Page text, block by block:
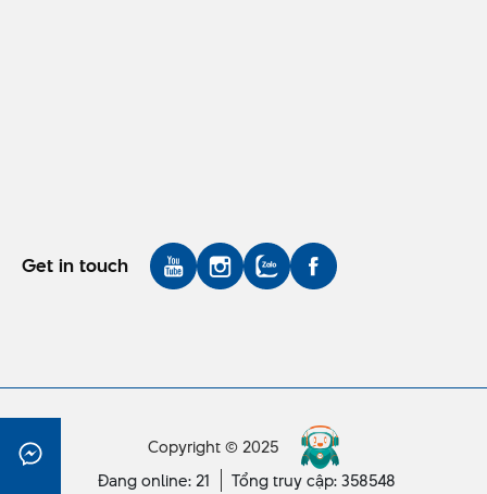
Get in touch
Copyright © 2025
Đang online: 21
Tổng truy cập: 358548